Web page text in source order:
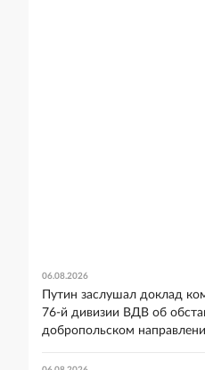
06.08.2026
Путин заслушал доклад
76-й дивизии ВДВ об
добропольском